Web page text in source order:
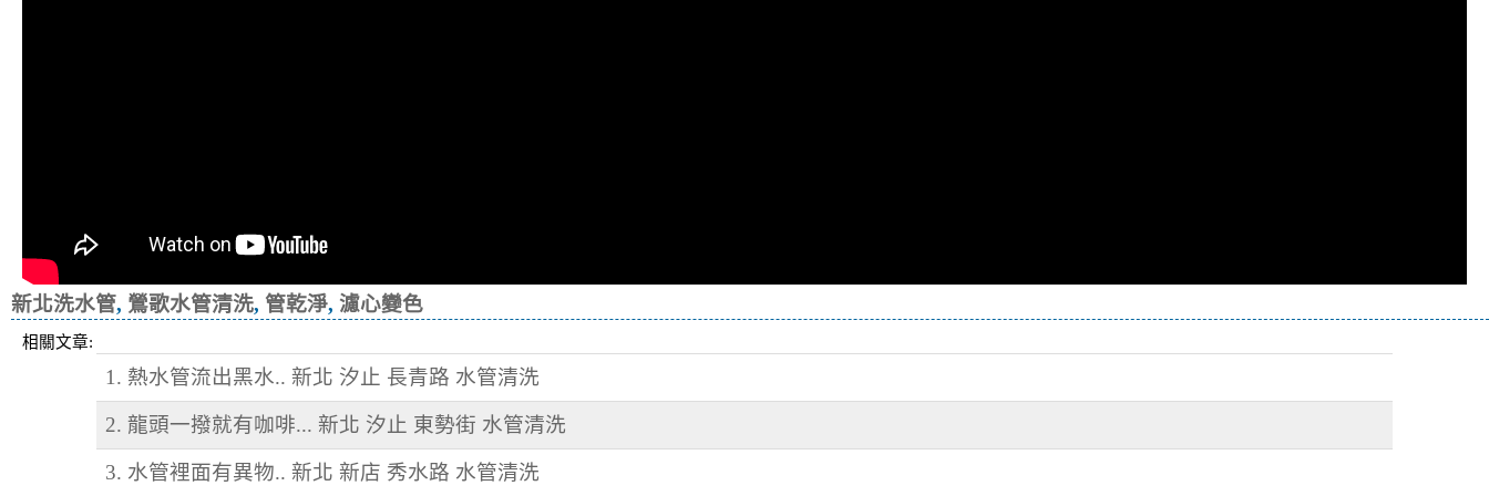
新北洗水管, 鶯歌水管清洗, 管乾淨, 濾心變色
相關文章:
1. 熱水管流出黑水.. 新北 汐止 長青路 水管清洗
2. 龍頭一撥就有咖啡... 新北 汐止 東勢街 水管清洗
3. 水管裡面有異物.. 新北 新店 秀水路 水管清洗